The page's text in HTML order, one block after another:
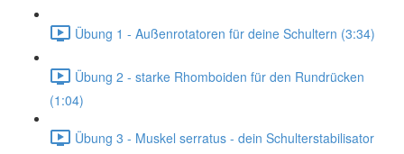
Übung 1 - Außenrotatoren für deine Schultern (3:34)
Übung 2 - starke Rhomboiden für den Rundrücken
(1:04)
Übung 3 - Muskel serratus - dein Schulterstabilisator